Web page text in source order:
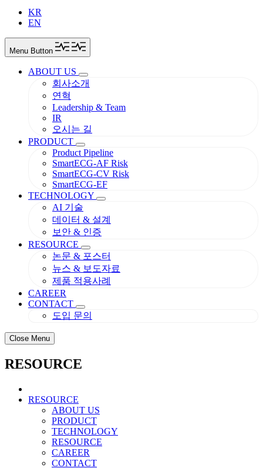
KR
EN
Menu Button
ABOUT US
회사소개
연혁
Leadership & Team
IR
오시는 길
PRODUCT
Product Pipeline
SmartECG-AF Risk
SmartECG-CV Risk
SmartECG-EF
TECHNOLOGY
AI 기술
데이터 & 설계
보안 & 인증
RESOURCE
논문 & 포스터
뉴스 & 보도자료
제품 적용사례
CAREER
CONTACT
도입 문의
Close Menu
RESOURCE
RESOURCE
ABOUT US
PRODUCT
TECHNOLOGY
RESOURCE
CAREER
CONTACT